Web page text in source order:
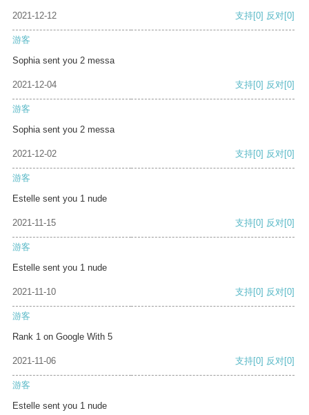
2021-12-12 支持[0] 反对[0]
游客
Sophia sent you 2 messa
2021-12-04 支持[0] 反对[0]
游客
Sophia sent you 2 messa
2021-12-02 支持[0] 反对[0]
游客
Estelle sent you 1 nude
2021-11-15 支持[0] 反对[0]
游客
Estelle sent you 1 nude
2021-11-10 支持[0] 反对[0]
游客
Rank 1 on Google With 5
2021-11-06 支持[0] 反对[0]
游客
Estelle sent you 1 nude